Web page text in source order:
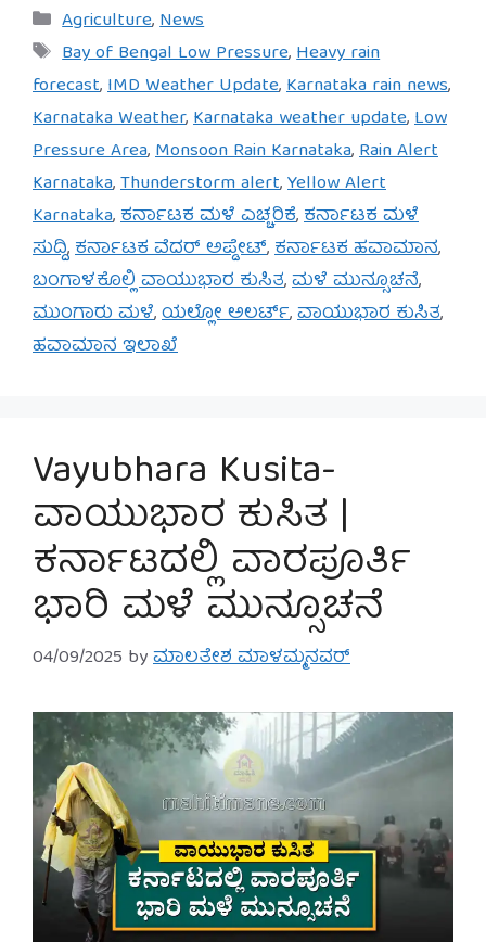
Categories
Agriculture,News
Tags
Bay of Bengal Low Pressure,Heavy rain
forecast,IMD Weather Update,Karnataka rain news,
Karnataka Weather,Karnataka weather update,Low
Pressure Area,Monsoon Rain Karnataka,Rain Alert
Karnataka,Thunderstorm alert,Yellow Alert
Karnataka,ಕರ್ನಾಟಕ ಮಳೆ ಎಚ್ಚರಿಕೆ,ಕರ್ನಾಟಕ ಮಳೆ
ಸುದ್ದಿ,ಕರ್ನಾಟಕ ವೆದರ್ ಅಪ್ಡೇಟ್,ಕರ್ನಾಟಕ ಹವಾಮಾನ,
ಬಂಗಾಳಕೊಲ್ಲಿ ವಾಯುಭಾರ ಕುಸಿತ,ಮಳೆ ಮುನ್ಸೂಚನೆ,
ಮುಂಗಾರು ಮಳೆ,ಯಲ್ಲೋ ಅಲರ್ಟ್,ವಾಯುಭಾರ ಕುಸಿತ,
ಹವಾಮಾನ ಇಲಾಖೆ
Vayubhara Kusita-
ವಾಯುಭಾರ ಕುಸಿತ |
ಕರ್ನಾಟದಲ್ಲಿ ವಾರಪೂರ್ತಿ
ಭಾರಿ ಮಳೆ ಮುನ್ಸೂಚನೆ
04/09/2025 byಮಾಲತೇಶ ಮಾಳಮ್ಮನವರ್